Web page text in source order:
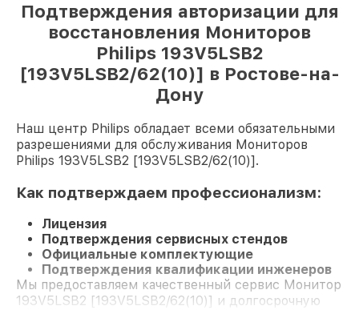
Подтверждения авторизации для
восстановления Мониторов
Philips 193V5LSB2
[193V5LSB2/62(10)] в Ростове-на-
Дону
Наш центр Philips обладает всеми обязательными
разрешениями для обслуживания Мониторов
Philips 193V5LSB2 [193V5LSB2/62(10)].
Как подтверждаем профессионализм:
Лицензия
Подтверждения сервисных стендов
Официальные комплектующие
Подтверждения квалификации инженеров
Мы предоставляем качественный сервис Монитор
193V5LSB2 [193V5LSB2/62(10)] и долгосрочную